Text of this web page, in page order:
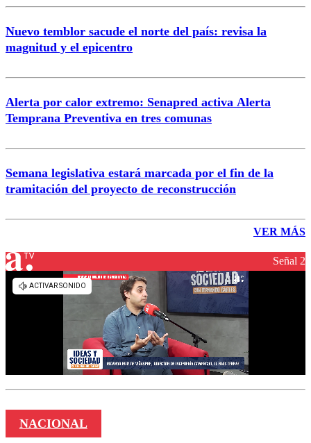
Nuevo temblor sacude el norte del país: revisa la
magnitud y el epicentro
Alerta por calor extremo: Senapred activa Alerta
Temprana Preventiva en tres comunas
Semana legislativa estará marcada por el fin de la
tramitación del proyecto de reconstrucción
VER MÁS
Señal 2
NACIONAL